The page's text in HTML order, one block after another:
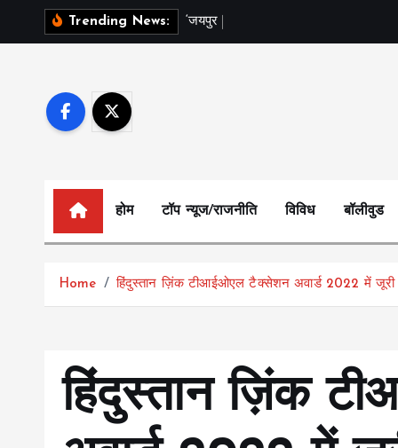
Trending News: ‘जयपर
होम टॉप न्यूज/राजनीति विविध बॉलीवुड
Home हिंदुस्तान ज़िंक टीआईओएल टैक्सेशन अवार्ड 2022 में जूरी
हिंदुस्तान ज़िंक